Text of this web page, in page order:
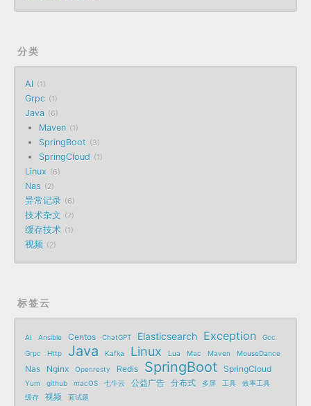
分类
AI 1
Grpc 1
Java 6
Maven 1
SpringBoot 3
SpringCloud 1
Linux 6
Nas 2
异常记录 6
技术杂文 7
缓存技术 1
视频 2
标签云
AI Ansible Centos ChatGPT Elasticsearch Exception
Gcc
Grpc
Http Java Kafka Linux Lua Mac Maven MouseDance
Nas Nginx Openresty Redis SpringBoot SpringCloud
Yum github macOS 七牛云 公益广告 分布式 多屏 工具
效率工具
缓存
视频 面试题